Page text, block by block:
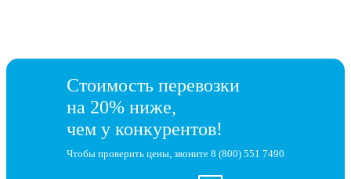
Стоимость перевозки
на 20% ниже,
чем у конкурентов!
Чтобы проверить цены, звоните 8 (800) 551 7490